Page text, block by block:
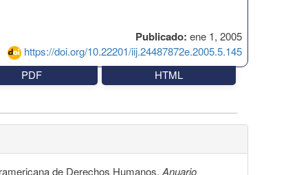
Publicado: ene 1, 2005
https://doi.org/10.22201/iij.24487872e.2005.5.145
PDF HTML
de Derechos Humanos. Anuario